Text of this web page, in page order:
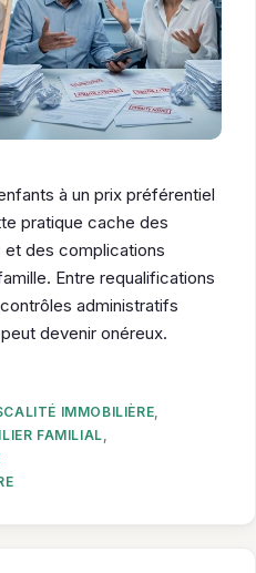
à un prix préférentiel
pratique cache des
des complications
Entre requalifications
administratifs
devenir onéreux.
IMMOBILIÈRE,
FAMILIAL,